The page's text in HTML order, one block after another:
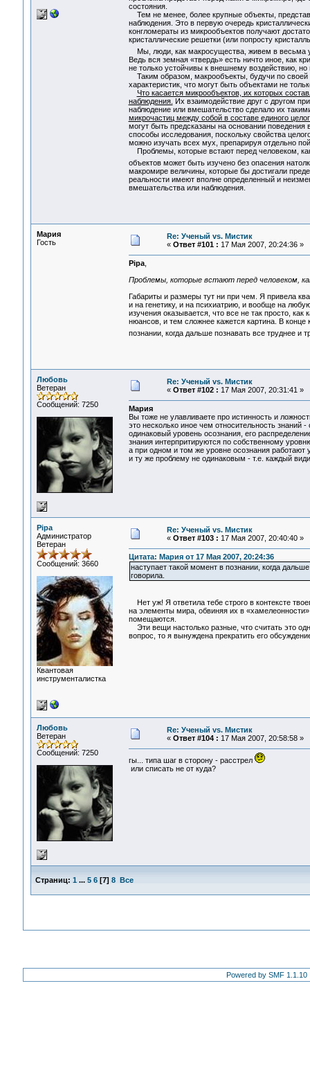
состояния.
Тем не менее, более крупные объекты,
наблюдения. Это в первую очередь
конгломераты из микрообъектов получают
кристаллические решетки (или попросту
Мы, люди, как макросущества, живем в весьма
Ведь вся земная «твердь» есть ничто иное, как
не только устойчивы к внешнему воздействию,
Таким образом, макрообъекты, будучи по своей
характеристик, что могут быть объектами не
Что касается микрообъектов, их которых
наблюдения.
Их взаимодействие друг с другом
наблюдение или вмешательство сделало их
микрочастиц между собой в составе единого
могут быть предсказаны на основании поведения
способы исследования, поскольку свойства
можно изучать всех мух, препарируя отдельно
Проблемы, которые встают перед человеком,
объектов может быть изучено без опасения
макромире величины, которые бы достигали
реальности имеют вполне определенный и
вмешательства или наблюдения.
Мария
Гость
Re: Ученый vs. Мистик
« Ответ #101 : 17 Мая 2007, 20:24:36 »
Pipa,
Проблемы, которые встают перед человеком,
Габариты и размеры тут ни при чем. Я привела
и на генетику, и на психиатрию, и вообще на
изучения оказывается, что все не так просто,
нюансов, и тем сложнее кажется картина. В
познании, когда дальше познавать все труднее
Любовь
Ветеран
Сообщений: 7250
Re: Ученый vs. Мистик
« Ответ #102 : 17 Мая 2007, 20:31:41 »
Мария
Вы тоже не улавливаете про истинность и
это несколько иное чем относительность знаний
одинаковый уровень осознания, его
знания интерпритируются по собственному
а при одном и том же уровне осознания работают
и ту же проблему не одинаковым - т.е. каждый
Pipa
Администратор
Ветеран
Сообщений: 3660
Квантовая
инструменталистка
Re: Ученый vs. Мистик
« Ответ #103 : 17 Мая 2007, 20:40:40 »
Цитата: Мария от 17 Мая 2007, 20:24:36
наступает такой момент в познании, когда
говорила.
Нет уж! Я ответила тебе строго в контексте
на элементы мира, обвиняя их в
помещаются.
Эти вещи настолько разные, что считать это
вопрос, то я вынуждена прекратить его
Любовь
Ветеран
Сообщений: 7250
Re: Ученый vs. Мистик
« Ответ #104 : 17 Мая 2007, 20:58:58 »
гы... типа шаг в сторону - расстрел
или списать не от куда?
Страниц: 1 ... 5 6[7] 8 Все
Powered by SMF 1.1.10